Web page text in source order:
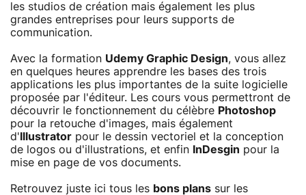
les studios de création mais également les plus
grandes entreprises pour leurs supports de
communication.
Avec la formation Udemy Graphic Design, vous allez
en quelques heures apprendre les bases des trois
applications les plus importantes de la suite logicielle
proposée par l'éditeur. Les cours vous permettront de
découvrir le fonctionnement du célèbre Photoshop
pour la retouche d'images, mais également
d' Illustrator pour le dessin vectoriel et la conception
de logos ou d'illustrations, et enfin
InDesgin pour la
mise en page de vos documents.
Retrouvez juste ici tous les bons plans sur les